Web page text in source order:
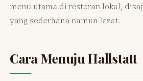
menu utama di restoran lokal,
yang sederhana namun lezat.
Cara Menuju Hallstatt